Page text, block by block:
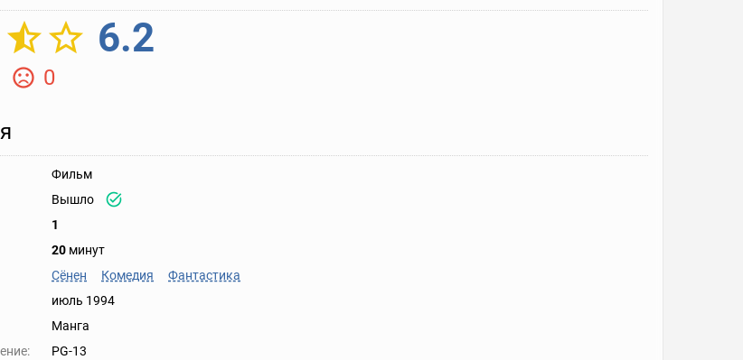
6.2
0
Фильм
Вышло
1
20 минут
Сёнен Комедия
Фантастика
июль 1994
Манга
PG-13